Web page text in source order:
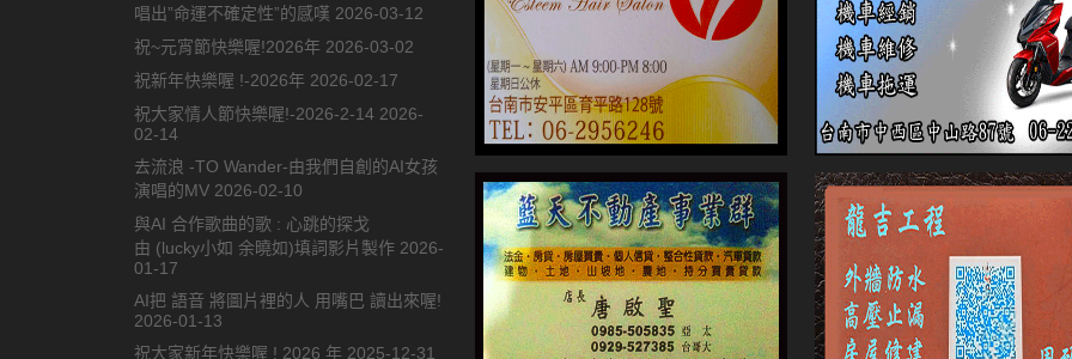
唱出”命運不確定性”的感嘆 2026-03-12
祝~元宵節快樂喔!2026年 2026-03-02
祝新年快樂喔 !-2026年 2026-02-17
祝大家情人節快樂喔!-2026-2-14 2026-
02-14
去流浪 -TO Wander-由我們自創的AI女孩
演唱的MV 2026-02-10
與AI 合作歌曲的歌 : 心跳的探戈
由 (lucky小如 余曉如)填詞影片製作 2026-
01-17
AI把 語音 將圖片裡的人 用嘴巴 讀出來喔!
2026-01-13
祝大家新年快樂喔 ! 2026 年 2025-12-31